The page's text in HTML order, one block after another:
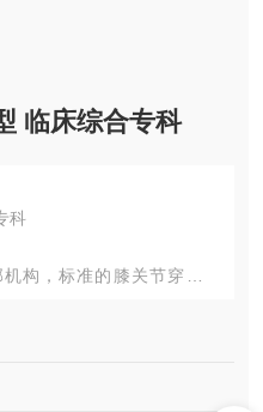
临床综合专科
科
构，标准的膝关节穿刺体
副韧带、交叉韧带、髌韧
。